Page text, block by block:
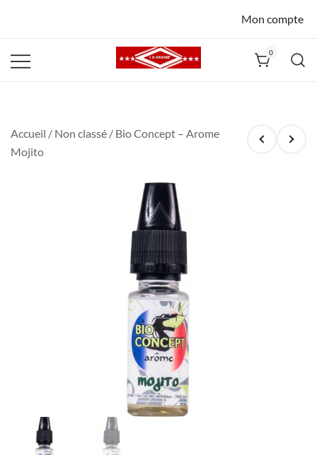
Mon compte
0
Accueil / Non classé / Bio Concept – Arome
Mojito